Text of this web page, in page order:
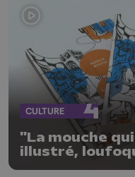
CULTURE
"La mouche
illustré,